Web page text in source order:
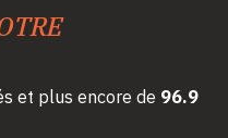
et plus encore de 96.9